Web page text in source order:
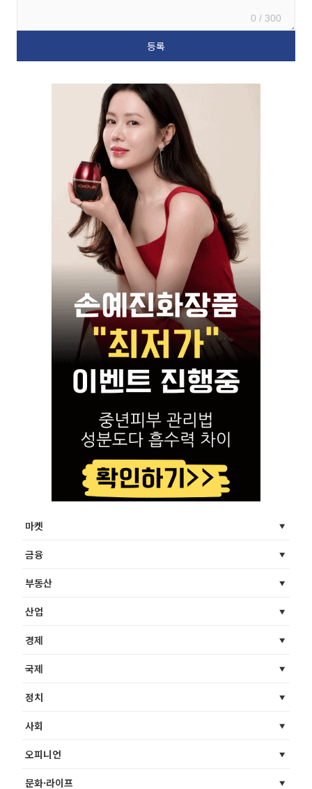
0 / 300
마켓
금융
부동산
산업
경제
국제
정치
사회
오피니언
문화·라이프